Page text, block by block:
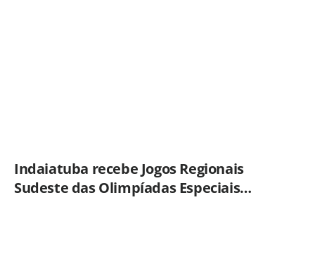
Indaiatuba recebe Jogos Regionais
Sudeste das Olimpíadas Especiais